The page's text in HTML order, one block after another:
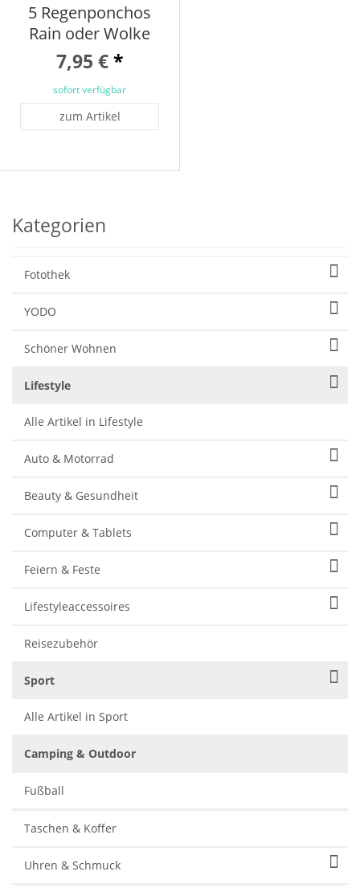
5 Regenponchos
Rain oder Wolke
7,95 € *
sofort verfügbar
zum Artikel
Kategorien
Fotothek
YODO
Schöner Wohnen
Lifestyle
Alle Artikel in Lifestyle
Auto & Motorrad
Beauty & Gesundheit
Computer & Tablets
Feiern & Feste
Lifestyleaccessoires
Reisezubehör
Sport
Alle Artikel in Sport
Camping & Outdoor
Fußball
Taschen & Koffer
Uhren & Schmuck